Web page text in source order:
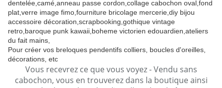
dentelée,camé,anneau passe cordon,collage cabochon oval,fond
plat,verre image fimo,fourniture bricolage mercerie,diy bijou
accessoire décoration,scrapbooking,gothique vintage
retro,baroque punk kawaii,boheme victorien edouardien,ateliers
du fait mains,
Pour créer vos breloques pendentifs colliers, boucles d'oreilles,
décorations, etc
Vous recevrez ce que vous voyez - Vendu sans
cabochon, vous en trouverez dans la boutique ainsi